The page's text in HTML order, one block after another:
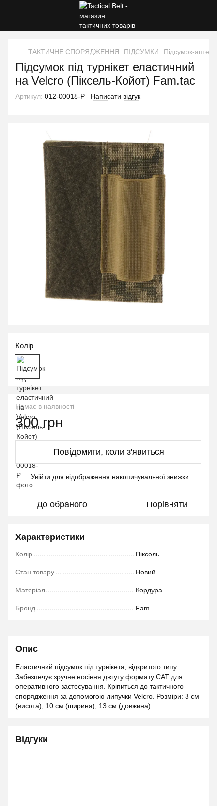
ТАКТИЧНЕ СПОРЯДЖЕННЯ ПІДСУМКИ Підсумок-
Підсумок під турнікет еластичний
на Velcro (Піксель-Койот) Fam.tac
Артикул: 012-00018-P Написати відгук
Колір
Немає в наявності
300 грн
Повідомити, коли з'явиться
% Увійти для відображення накопичувальної знижки
До обраного Порівняти
Характеристики
Колір Піксель
Стан товару Новий
Матеріал Кордура
Бренд Fam
Опис
Еластичний підсумок під турнікета, відкритого типу.
Забезпечує зручне носіння джгуту формату CAT для
оперативного застосування. Кріпиться до тактичного
спорядження за допомогою липучки Velcro. Розміри: 3 см
(висота), 10 см (ширина), 13 см (довжина).
Відгуки